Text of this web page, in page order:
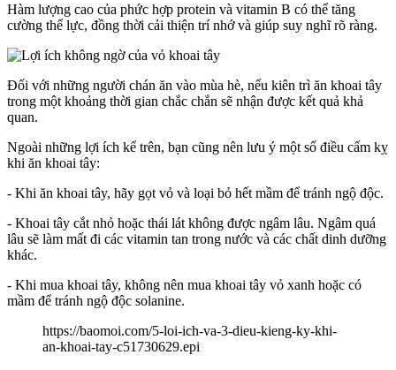
Hàm lượng cao của phức hợp protein và vitamin B có thể tăng
cường thể lực, đồng thời cải thiện trí nhớ và giúp suy nghĩ rõ ràng.
Đối với những người chán ăn vào mùa hè, nếu kiên trì ăn khoai tây
trong một khoảng thời gian chắc chắn sẽ nhận được kết quả khả
quan.
Ngoài những lợi ích kể trên, bạn cũng nên lưu ý một số điều cấm kỵ
khi ăn khoai tây:
- Khi ăn khoai tây, hãy gọt vỏ và loại bỏ hết mầm để tránh ngộ độc.
- Khoai tây cắt nhỏ hoặc thái lát không được ngâm lâu. Ngâm quá
lâu sẽ làm mất đi các vitamin tan trong nước và các chất dinh dưỡng
khác.
- Khi mua khoai tây, không nên mua khoai tây vỏ xanh hoặc có
mầm để tránh ngộ độc solanine.
https://baomoi.com/5-loi-ich-va-3-dieu-kieng-ky-khi-
an-khoai-tay-c51730629.epi